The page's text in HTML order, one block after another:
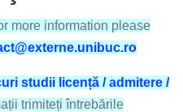
more information please
studii licență / admitere /
trimiteți întrebările